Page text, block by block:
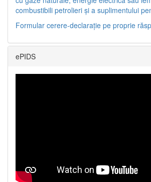
combustibili petrolieri și a suplimentului
Formular cerere-declarație pe proprie
ePIDS